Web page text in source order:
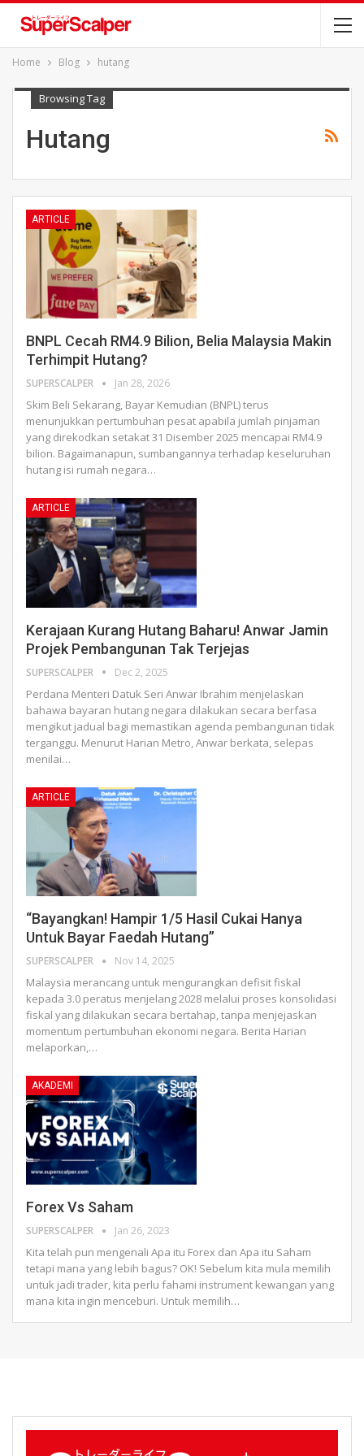
Home Blog hutang
Browsing Tag
Hutang
ARTICLE
BNPL Cecah RM4.9 Bilion, Belia Malaysia Makin
Terhimpit Hutang?
SUPERSCALPER Jan 28, 2026
Skim Beli Sekarang, Bayar Kemudian (BNPL) terus
menunjukkan pertumbuhan pesat apabila jumlah pinjaman
yang direkodkan setakat 31 Disember 2025 mencapai RM4.9
bilion. Bagaimanapun, sumbangannya terhadap keseluruhan
hutang isi rumah negara…
ARTICLE
Kerajaan Kurang Hutang Baharu! Anwar Jamin
Projek Pembangunan Tak Terjejas
SUPERSCALPER Dec 2, 2025
Perdana Menteri Datuk Seri Anwar Ibrahim menjelaskan
bahawa bayaran hutang negara dilakukan secara berfasa
mengikut jadual bagi memastikan agenda pembangunan tidak
terganggu. Menurut Harian Metro, Anwar berkata, selepas
menilai…
ARTICLE
“Bayangkan! Hampir 1/5 Hasil Cukai Hanya
Untuk Bayar Faedah Hutang”
SUPERSCALPER Nov 14, 2025
Malaysia merancang untuk mengurangkan defisit fiskal
kepada 3.0 peratus menjelang 2028 melalui proses konsolidasi
fiskal yang dilakukan secara bertahap, tanpa menjejaskan
momentum pertumbuhan ekonomi negara. Berita Harian
melaporkan,…
AKADEMI
Forex Vs Saham
SUPERSCALPER Jan 26, 2023
Kita telah pun mengenali Apa itu Forex dan Apa itu Saham
tetapi mana yang lebih bagus? OK! Sebelum kita mula memilih
untuk jadi trader, kita perlu fahami instrument kewangan yang
mana kita ingin menceburi. Untuk memilih…